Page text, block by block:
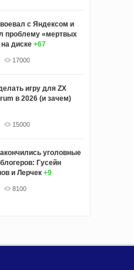
с Яндексом и
проблему «мертвых
диске +67
17000
игру для ZX
в 2026 (и зачем)
15000
уголовные
Гусейн
и Лерчек +9
8100